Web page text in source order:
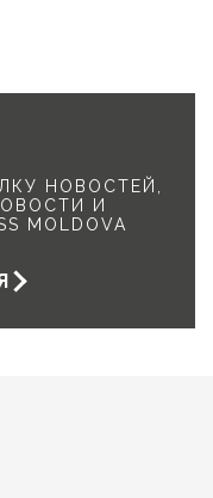
НОВОСТЕЙ,
И
MOLDOVA